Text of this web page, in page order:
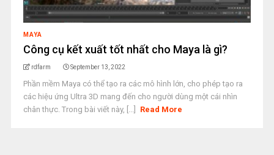
MAYA
Công cụ kết xuất tốt nhất cho Maya là gì?
rdfarm September 13, 2022
Phần mềm Maya có thể tạo ra các mô hình lớn, cho phép tạo ra
các hiệu ứng Ultra 3D mang đến cho người dùng một cái nhìn
chân thực. Trong bài viết này, [...]
Read More